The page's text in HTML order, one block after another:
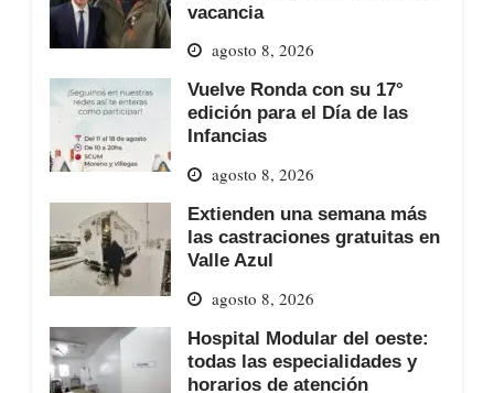
vacancia
agosto 8, 2026
Vuelve Ronda con su 17°
edición para el Día de las
Infancias
agosto 8, 2026
Extienden una semana más
las castraciones gratuitas en
Valle Azul
agosto 8, 2026
Hospital Modular del oeste:
todas las especialidades y
horarios de atención